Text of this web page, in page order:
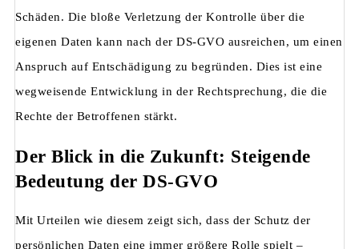
Schäden. Die bloße Verletzung der Kontrolle über die
eigenen Daten kann nach der DS-GVO ausreichen, um einen
Anspruch auf Entschädigung zu begründen. Dies ist eine
wegweisende Entwicklung in der Rechtsprechung, die die
Rechte der Betroffenen stärkt.
Der Blick in die Zukunft: Steigende
Bedeutung der DS-GVO
Mit Urteilen wie diesem zeigt sich, dass der Schutz der
persönlichen Daten eine immer größere Rolle spielt –